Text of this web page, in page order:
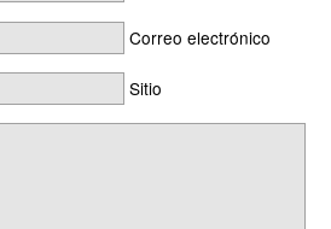
Correo electrónico
Sitio